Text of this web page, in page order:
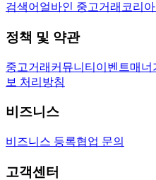
검색어 얼바인 중고거래 코리
정책 및 약관
중고거래 커뮤니티 이벤트매너
보 처리방침
비즈니스
비즈니스 등록협업 문의
고객센터